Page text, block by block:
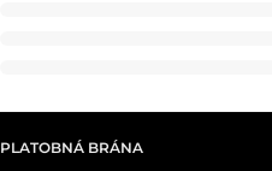
PLATOBNÁ BRÁNA